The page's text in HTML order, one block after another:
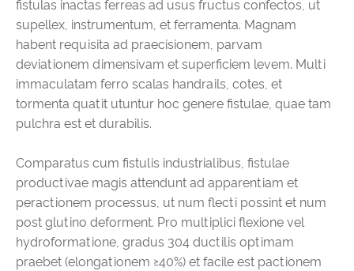
fistulas inactas ferreas ad usus fructus confectos, ut
supellex, instrumentum, et ferramenta. Magnam
habent requisita ad praecisionem, parvam
deviationem dimensivam et superficiem levem. Multi
immaculatam ferro scalas handrails, cotes, et
tormenta quatit utuntur hoc genere fistulae, quae tam
pulchra est et durabilis.
Comparatus cum fistulis industrialibus, fistulae
productivae magis attendunt ad apparentiam et
peractionem processus, ut num flecti possint et num
post glutino deforment. Pro multiplici flexione vel
hydroformatione, gradus 304 ductilis optimam
praebet (elongationem ≥40%) et facile est pactionem